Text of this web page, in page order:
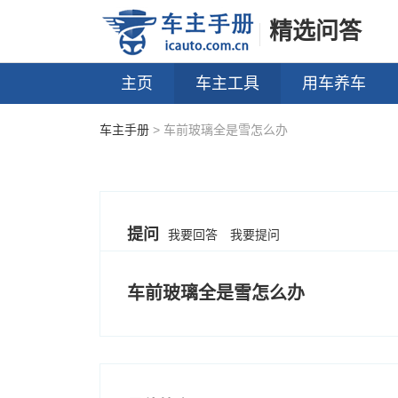
精选问答
主页 车主工具 用车养车
车主手册 > 车前玻璃全是雪怎么办
提问 我要回答 我要提问
车前玻璃全是雪怎么办